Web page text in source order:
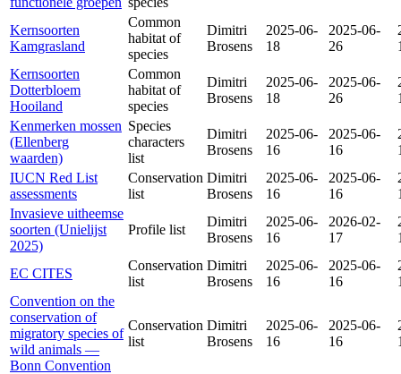
Kernsoorten
Kamgrasland
Common
habitat of
species
Dimitri
Brosens
2025-06-
18
2025-06-
26
Kernsoorten
Dotterbloem
Hooiland
Common
habitat of
species
Dimitri
Brosens
2025-06-
18
2025-06-
26
Kenmerken mossen
(Ellenberg
waarden)
Species
characters
list
Dimitri
Brosens
2025-06-
16
2025-06-
16
IUCN Red List
assessments
Conservation
list
Dimitri
Brosens
2025-06-
16
2025-06-
16
Invasieve uitheemse
soorten (Unielijst
2025)
Profile list
Dimitri
Brosens
2025-06-
16
2026-02-
17
EC CITES
Conservation
list
Dimitri
Brosens
2025-06-
16
2025-06-
16
Convention on the
conservation of
migratory species of
wild animals —
Bonn Convention
Conservation
list
Dimitri
Brosens
2025-06-
16
2025-06-
16